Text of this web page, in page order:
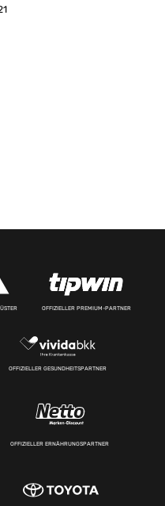
OFFIZIELLER PREMIUM-PARTNER
OFFIZIELLER GESUNDHEITSPARTNER
OFFIZIELLER ERNÄHRUNGSPARTNER